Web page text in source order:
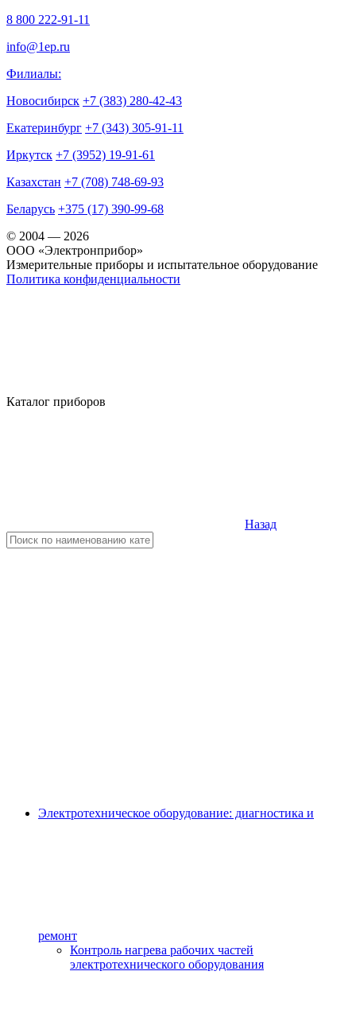
8 800 222-91-11
info@1ep.ru
Филиалы:
Новосибирск +7 (383) 280-42-43
Екатеринбург +7 (343) 305-91-11
Иркутск +7 (3952) 19-91-61
Казахстан +7 (708) 748-69-93
Беларусь +375 (17) 390-99-68
© 2004 — 2026
OOO «Электронприбор»
Измерительные приборы и испытательное оборудование
Политика конфиденциальности
Каталог приборов
Назад
Электротехническое оборудование: диагностика и
ремонт
Контроль нагрева рабочих частей
электротехнического оборудования